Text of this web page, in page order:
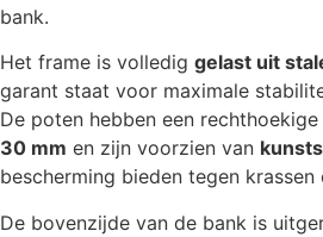
bank.
Het frame is volledig gelast uit
garant staat voor maximale
De poten hebben een
30 mm en zijn voorzien van
bescherming bieden tegen
De bovenzijde van de bank is